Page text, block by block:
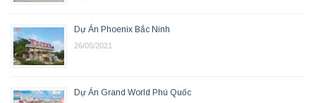
Dự Án Phoenix Bắc Ninh
26/05/2021
Dự Án Grand World Phú Quốc